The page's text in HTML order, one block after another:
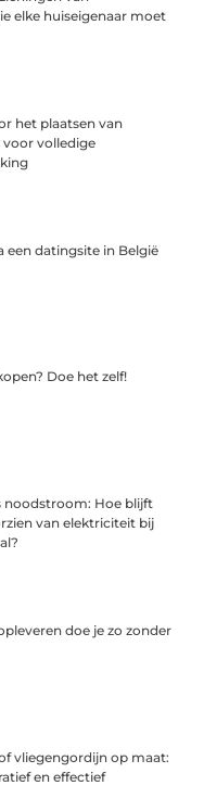
elke huiseigenaar moet
het plaatsen van
voor volledige
een datingsite in België
Doe het zelf!
noodstroom: Hoe blijft
van elektriciteit bij
doe je zo zonder
vliegengordijn op maat:
en effectief